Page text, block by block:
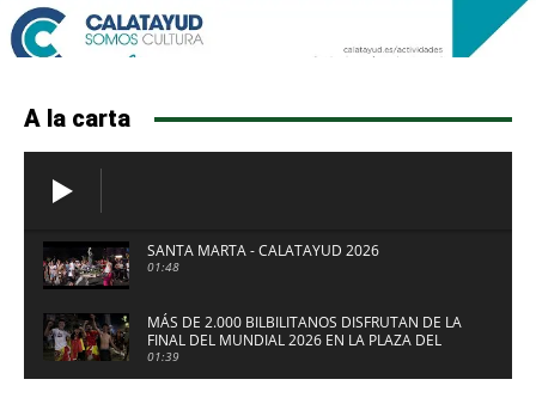
A la carta
SANTA MARTA - CALATAYUD 2026
01:48
MÁS DE 2.000 BILBILITANOS DISFRUTAN DE LA
FINAL DEL MUNDIAL 2026 EN LA PLAZA DEL
FUERTE DE CALATAYUD
01:39